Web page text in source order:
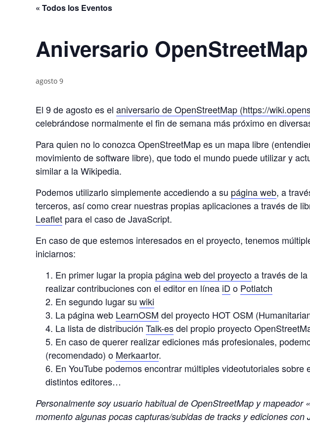
« Todos los Eventos
Aniversario OpenStreetMap
agosto 9
El 9 de agosto es el aniversario de OpenStreetMap (https://
celebrándose normalmente el fin de semana más próximo en
Para quien no lo conozca OpenStreetMap es un mapa libre
movimiento de software libre), que todo el mundo puede utilizar y
similar a la Wikipedia.
Podemos utilizarlo simplemente accediendo a su página web, a
terceros, así como crear nuestras propias aplicaciones a través de
Leaflet para el caso de JavaScript.
En caso de que estemos interesados en el proyecto, tenemos
iniciarnos:
En primer lugar la propia página web del proyectoa través de
realizar contribuciones con el editor en línea iD o Potlatch
En segundo lugar su wiki
La página web LearnOSM del proyecto HOT OSM
La lista de distribución Talk-esdel propio proyecto
En caso de querer realizar ediciones más profesionales,
(recomendado) o Merkaartor.
En YouTube podemos encontrar múltiples videotutoriales
distintos editores…
Personalmente soy usuario habitual de OpenStreetMap y mapeador
momento algunas pocas capturas/subidas de tracks y ediciones con